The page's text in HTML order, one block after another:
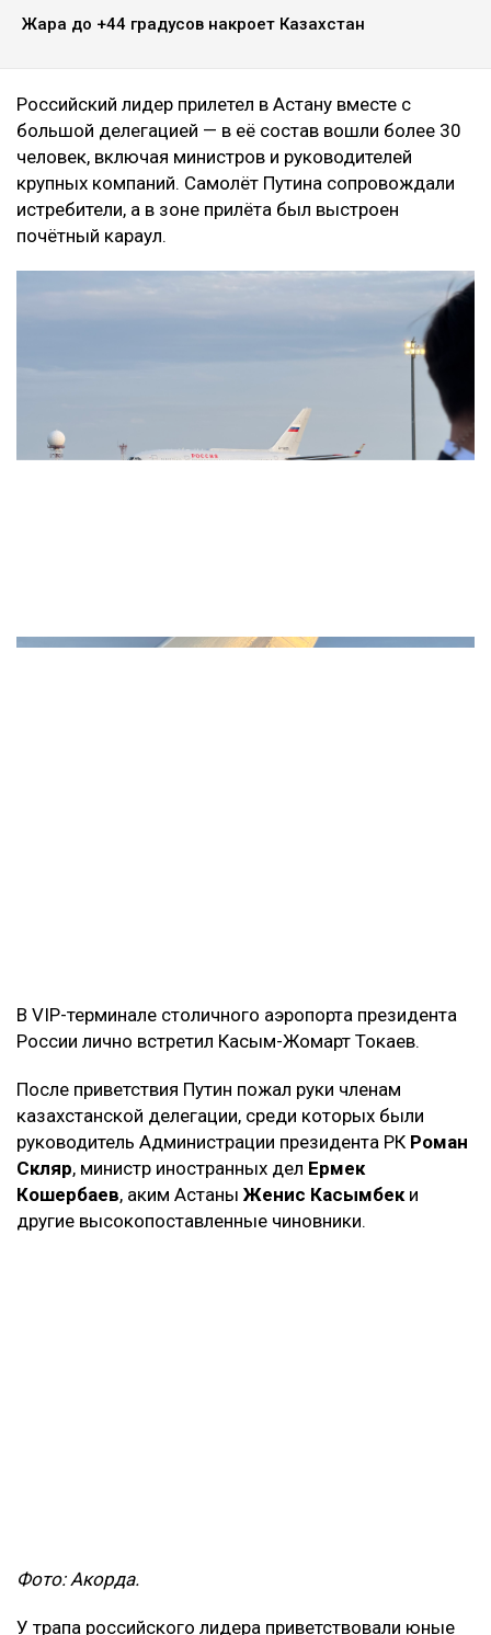
Жара до +44 градусов накроет Казахстан
Российский лидер прилетел в Астану вместе с
большой делегацией — в её состав вошли более 30
человек, включая министров и руководителей
крупных компаний. Самолёт Путина сопровождали
истребители, а в зоне прилёта был выстроен
почётный караул.
В VIP-терминале столичного аэропорта президента
России лично встретил Касым-Жомарт Токаев.
После приветствия Путин пожал руки членам
казахстанской делегации, среди которых были
руководитель Администрации президента РК Роман
Скляр, министр иностранных дел Ермек
Кошербаев, аким Астаны Женис Касымбеки
другие высокопоставленные чиновники.
Фото: Акорда.
У трапа российского лидера приветствовали юные